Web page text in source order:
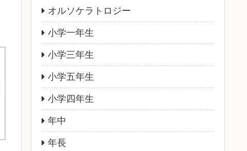
オルソケラトロジー
小学一年生
小学三年生
小学五年生
小学四年生
年中
年長